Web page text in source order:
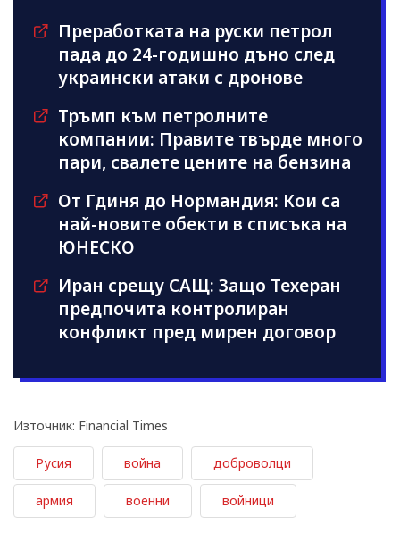
Преработката на руски петрол
пада до 24-годишно дъно след
украински атаки с дронове
Тръмп към петролните
компании: Правите твърде много
пари, свалете цените на бензина
От Гдиня до Нормандия: Кои са
най-новите обекти в списъка на
ЮНЕСКО
Иран срещу САЩ: Защо Техеран
предпочита контролиран
конфликт пред мирен договор
Източник: Financial Times
Русия война доброволци
армия военни войници